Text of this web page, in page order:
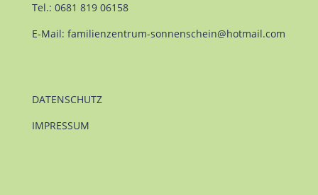
Tel.: 0681 819 06158
E-Mail: familienzentrum-sonnenschein@hotmail.com
DATENSCHUTZ
IMPRESSUM